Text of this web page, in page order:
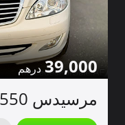
39,000
مرسيدس S550 للبيع